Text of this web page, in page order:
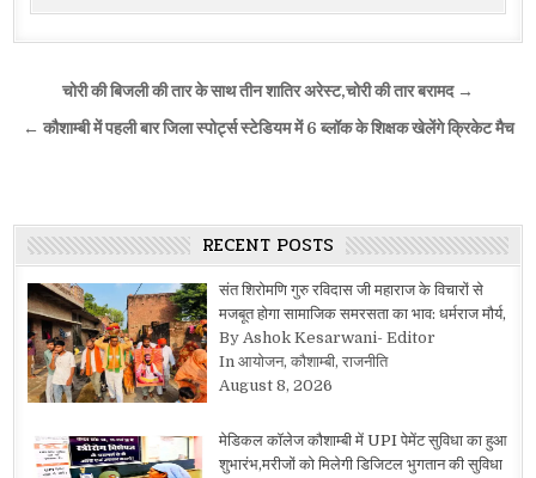
Post
navigation
चोरी की बिजली की तार के साथ तीन शातिर अरेस्ट,चोरी की तार बरामद →
← कौशाम्बी में पहली बार जिला स्पोर्ट्स स्टेडियम में 6 ब्लॉक के शिक्षक खेलेंगे क्रिकेट मैच
RECENT POSTS
संत शिरोमणि गुरु रविदास जी महाराज के विचारों से
मजबूत होगा सामाजिक समरसता का भाव: धर्मराज मौर्य,
By Ashok Kesarwani- Editor
In आयोजन, कौशाम्बी, राजनीति
August 8, 2026
मेडिकल कॉलेज कौशाम्बी में UPI पेमेंट सुविधा का हुआ
शुभारंभ,मरीजों को मिलेगी डिजिटल भुगतान की सुविधा